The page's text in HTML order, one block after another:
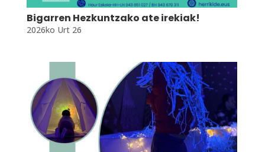
Bigarren Hezkuntzako ate irekiak!
2026ko Urt 26